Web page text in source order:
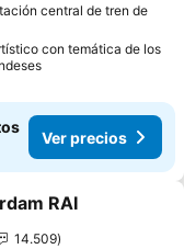
central de tren de
con temática de los
Ver precios
favoritos
RAI
14.509